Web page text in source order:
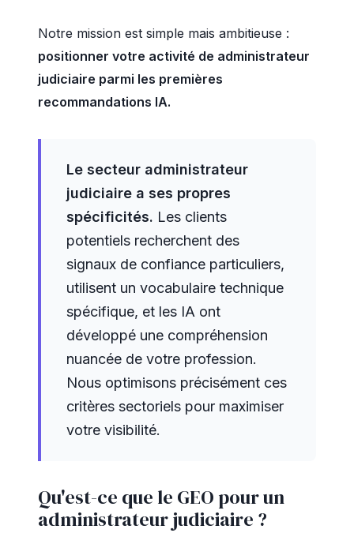
Notre mission est simple mais ambitieuse :
positionner votre activité de administrateur
judiciaire parmi les premières
recommandations IA.
Le secteur administrateur
judiciaire a ses propres
spécificités. Les clients
potentiels recherchent des
signaux de confiance particuliers,
utilisent un vocabulaire technique
spécifique, et les IA ont
développé une compréhension
nuancée de votre profession.
Nous optimisons précisément ces
critères sectoriels pour maximiser
votre visibilité.
Qu'est-ce que le GEO pour un
administrateur judiciaire ?